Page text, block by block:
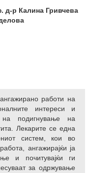
д-р Калина Гривчева
работи на
интереси и
на подигнување на
Лекарите се една
систем, кои во
ангажирајќи ја
и почитувајќи ги
за одржување